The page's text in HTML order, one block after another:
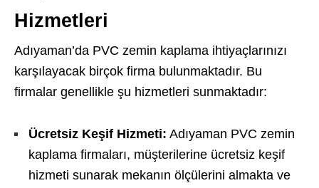
Hizmetleri
Adıyaman’da PVC zemin kaplama ihtiyaçlarınızı
karşılayacak birçok firma bulunmaktadır. Bu
firmalar genellikle şu hizmetleri sunmaktadır:
Ücretsiz Keşif Hizmeti: Adıyaman PVC zemin
kaplama firmaları, müşterilerine ücretsiz keşif
hizmeti sunarak mekanın ölçülerini almakta ve